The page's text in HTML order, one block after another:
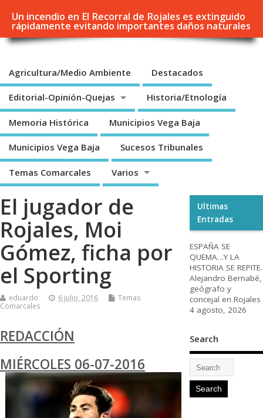
Un incendio en El Recorral de Rojales es extinguido
rápidamente evitando importantes daños naturales
Agricultura/Medio Ambiente Destacados
Editorial-Opinión-Quejas Historia/Etnología
Memoria Histórica Municipios Vega Baja
Municipios Vega Baja Sucesos Tribunales
Temas Comarcales Varios
El jugador de
Rojales, Moi
Gómez, ficha por
el Sporting
eduardo 6 julio, 2016
Temas
Comarcales
REDACCIÓN
MIÉRCOLES 06-07-2016
Ultimas
Entradas
ESPAÑA SE
QUEMA…Y LA
HISTORIA SE REPITE.
Alejandro Bernabé,
geógrafo y
concejal en Rojales
4 agosto, 2026
Search